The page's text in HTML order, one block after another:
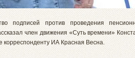
подписей против проведения
член движения «Суть времени»
корреспонденту ИА Красная Весна.